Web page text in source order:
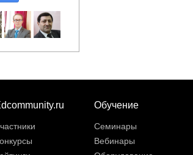
Обучение
Семинары
Вебинары